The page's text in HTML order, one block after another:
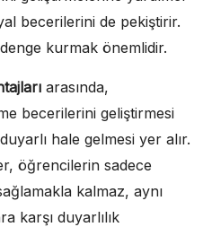
becerilerini de pekiştirir.
kurmak önemlidir.
arasında,
becerilerini geliştirmesi
hale gelmesi yer alır.
öğrencilerin sadece
kalmaz, aynı
karşı duyarlılık